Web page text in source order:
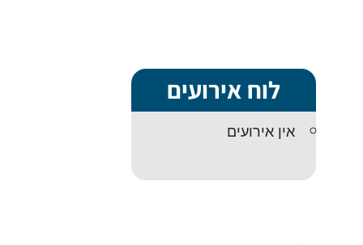
לוח אירועים
אין אירועים